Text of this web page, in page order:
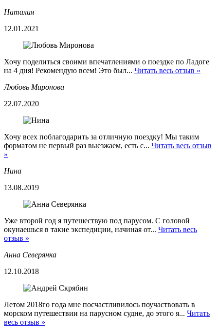
Наталия
12.01.2021
Хочу поделиться своими впечатлениями о поездке по Ладоге
на 4 дня! Рекомендую всем! Это был... Читать весь отзыв »
Любовь Миронова
22.07.2020
Хочу всех поблагодарить за отличную поездку! Мы таким
форматом не первый раз выезжаем, есть с... Читать весь отзыв
»
Нина
13.08.2019
Уже второй год я путешествую под парусом. С головой
окунаешься в такие экспедиции, начиная от... Читать весь
отзыв »
Анна Северянка
12.10.2018
Летом 2018го года мне посчастливилось поучаствовать в
морском путешествии на парусном судне, до этого я... Читать
весь отзыв »